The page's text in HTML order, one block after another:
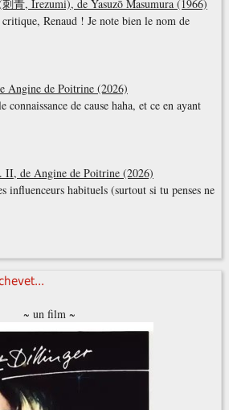
刺青, Irezumi), de Yasuzō Masumura (1966)
Renaud ! Je note bien le nom de
Angine de Poitrine (2026)
connaissance de cause haha, et ce en ayant
II, de Angine de Poitrine (2026)
influenceurs habituels (surtout si tu penses ne
~ un film ~